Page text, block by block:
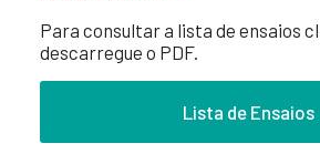
Para consultar a lista de ensaios
descarregue o PDF.
Lista de Ensaios